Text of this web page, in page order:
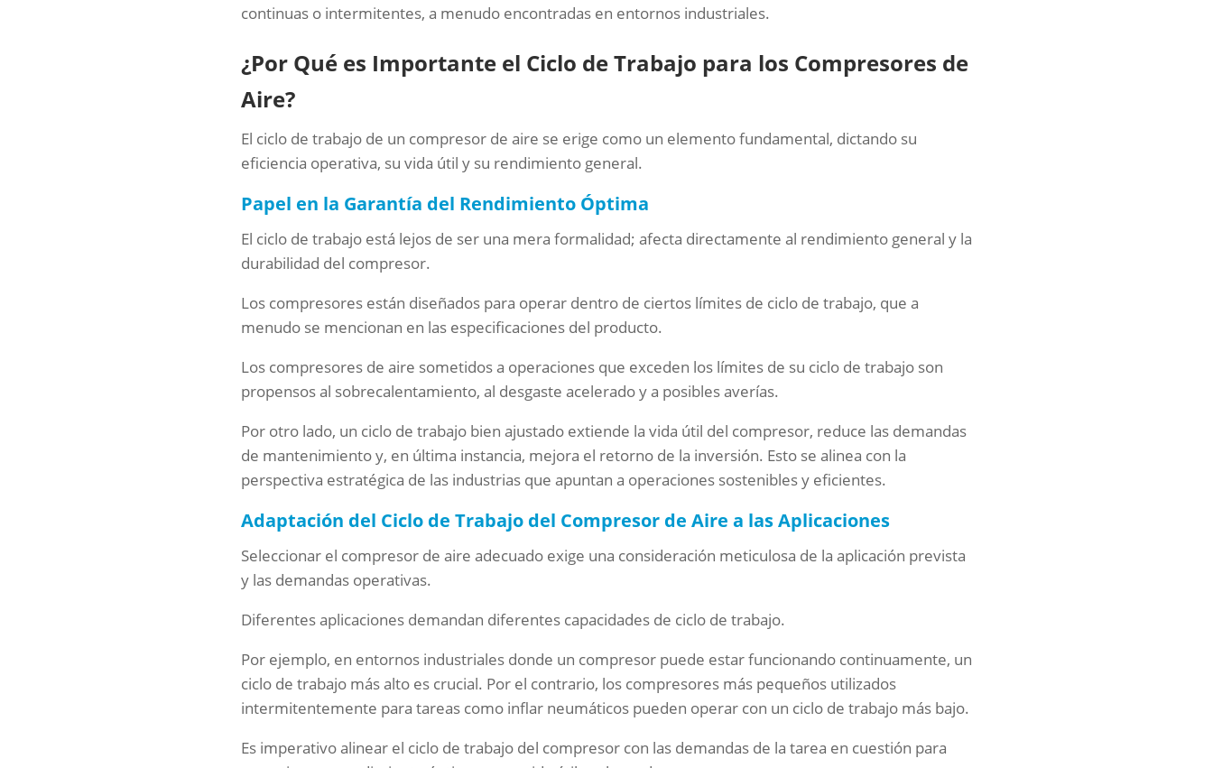
continuas o intermitentes, a menudo encontradas en entornos industriales.
¿Por Qué es Importante el Ciclo de Trabajo para los Compresores de
Aire?
El ciclo de trabajo de un compresor de aire se erige como un elemento fundamental, dictando su
eficiencia operativa, su vida útil y su rendimiento general.
Papel en la Garantía del Rendimiento Óptima
El ciclo de trabajo está lejos de ser una mera formalidad; afecta directamente al rendimiento general y la
durabilidad del compresor.
Los compresores están diseñados para operar dentro de ciertos límites de ciclo de trabajo, que a
menudo se mencionan en las especificaciones del producto.
Los compresores de aire sometidos a operaciones que exceden los límites de su ciclo de trabajo son
propensos al sobrecalentamiento, al desgaste acelerado y a posibles averías.
Por otro lado, un ciclo de trabajo bien ajustado extiende la vida útil del compresor, reduce las demandas
de mantenimiento y, en última instancia, mejora el retorno de la inversión. Esto se alinea con la
perspectiva estratégica de las industrias que apuntan a operaciones sostenibles y eficientes.
Adaptación del Ciclo de Trabajo del Compresor de Aire a las Aplicaciones
Seleccionar el compresor de aire adecuado exige una consideración meticulosa de la aplicación prevista
y las demandas operativas.
Diferentes aplicaciones demandan diferentes capacidades de ciclo de trabajo.
Por ejemplo, en entornos industriales donde un compresor puede estar funcionando continuamente, un
ciclo de trabajo más alto es crucial. Por el contrario, los compresores más pequeños utilizados
intermitentemente para tareas como inflar neumáticos pueden operar con un ciclo de trabajo más bajo.
Es imperativo alinear el ciclo de trabajo del compresor con las demandas de la tarea en cuestión para